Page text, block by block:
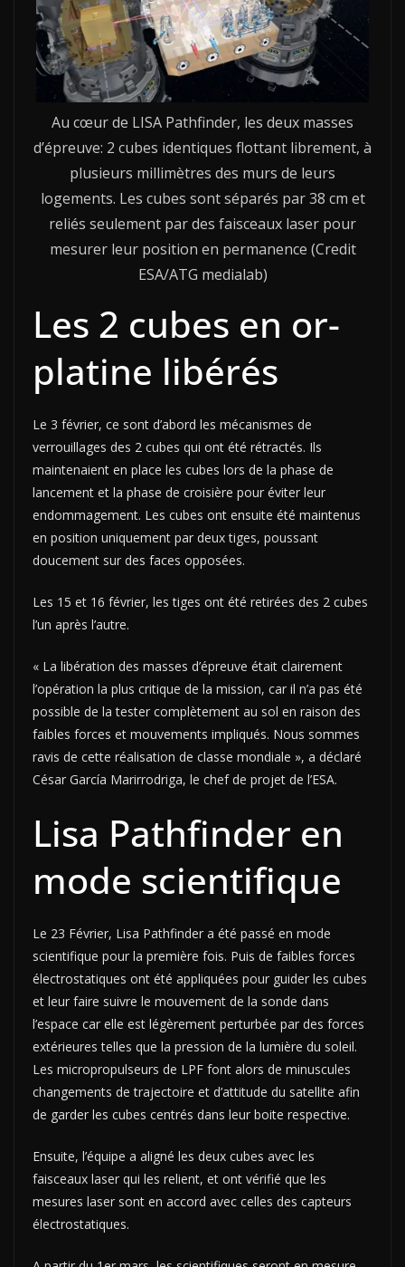
Au cœur de LISA Pathfinder, les deux masses
d’épreuve: 2 cubes identiques flottant librement, à
plusieurs millimètres des murs de leurs
logements. Les cubes sont séparés par 38 cm et
reliés seulement par des faisceaux laser pour
mesurer leur position en permanence (Credit
ESA/ATG medialab)
Les 2 cubes en or-
platine libérés
Le 3 février, ce sont d’abord les mécanismes de
verrouillages des 2 cubes qui ont été rétractés. Ils
maintenaient en place les cubes lors de la phase de
lancement et la phase de croisière pour éviter leur
endommagement. Les cubes ont ensuite été maintenus
en position uniquement par deux tiges, poussant
doucement sur des faces opposées.
Les 15 et 16 février, les tiges ont été retirées des 2 cubes
l’un après l’autre.
« La libération des masses d’épreuve était clairement
l’opération la plus critique de la mission, car il n’a pas été
possible de la tester complètement au sol en raison des
faibles forces et mouvements impliqués. Nous sommes
ravis de cette réalisation de classe mondiale », a déclaré
César García Marirrodriga, le chef de projet de l’ESA.
Lisa Pathfinder en
mode scientifique
Le 23 Février, Lisa Pathfinder a été passé en mode
scientifique pour la première fois. Puis de faibles forces
électrostatiques ont été appliquées pour guider les cubes
et leur faire suivre le mouvement de la sonde dans
l’espace car elle est légèrement perturbée par des forces
extérieures telles que la pression de la lumière du soleil.
Les micropropulseurs de LPF font alors de minuscules
changements de trajectoire et d’attitude du satellite afin
de garder les cubes centrés dans leur boite respective.
Ensuite, l’équipe a aligné les deux cubes avec les
faisceaux laser qui les relient, et ont vérifié que les
mesures laser sont en accord avec celles des capteurs
électrostatiques.